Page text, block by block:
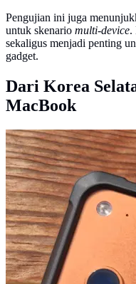
Pengujian ini juga
untuk skenario multi-device.
sekaligus menjadi penting
gadget.
Dari Korea
MacBook